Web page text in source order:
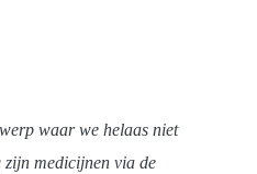
waar we helaas niet
zijn medicijnen via de